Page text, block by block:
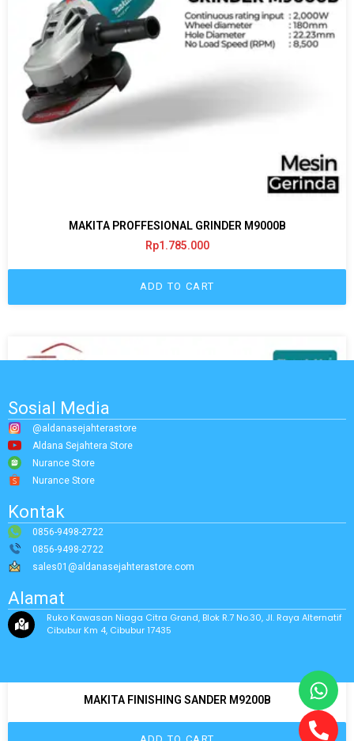
MAKITA PROFFESIONAL GRINDER M9000B
Rp1.785.000
ADD TO CART
MAKITA FINISHING SANDER M9200B
Sosial Media
@aldanasejahterastore
Aldana Sejahtera Store
Nurance Store
Nurance Store
Kontak
0856-9498-2722
0856-9498-2722
sales01@aldanasejahterastore.com
Alamat
Ruko Kawasan Niaga Citra Grand, Blok R.7 No.30, Jl. Raya Alternatif
Cibubur Km 4, Cibubur 17435